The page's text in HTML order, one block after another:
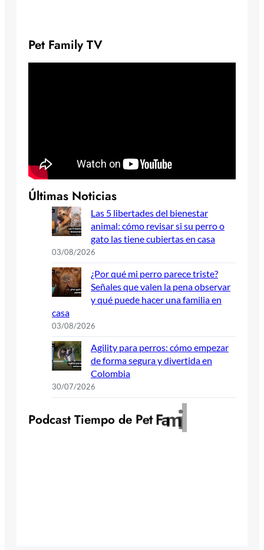
Pet Family TV
Últimas Noticias
Las 5 libertades del bienestar
animal: cómo revisar si su perro o
gato las tiene cubiertas en casa
03/08/2026
¿Por qué mi perro parece triste?
Señales que valen la pena observar
y qué puede hacer una familia en
casa
03/08/2026
Agility para perros: cómo empezar
de forma segura y divertida en
Colombia
30/07/2026
Podcast Tiempo de PetFamil